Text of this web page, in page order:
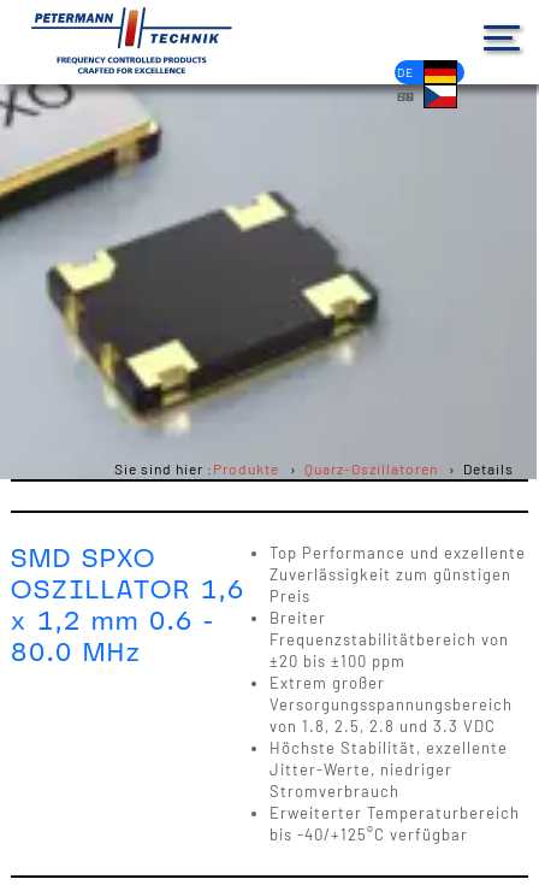
DE
EN
FR
ES
PL
IT
NL
HU
CS
Sie sind hier : Produkte Quarz-Oszillatoren Details
SMD SPXO
OSZILLATOR 1,6
x 1,2 mm 0.6 -
80.0 MHz
Top Performance und exzellente
Zuverlässigkeit zum günstigen
Preis
Breiter
Frequenzstabilitätbereich von
±20 bis ±100 ppm
Extrem großer
Versorgungsspannungsbereich
von 1.8, 2.5, 2.8 und 3.3 VDC
Höchste Stabilität, exzellente
Jitter-Werte, niedriger
Stromverbrauch
Erweiterter Temperaturbereich
bis -40/+125°C verfügbar